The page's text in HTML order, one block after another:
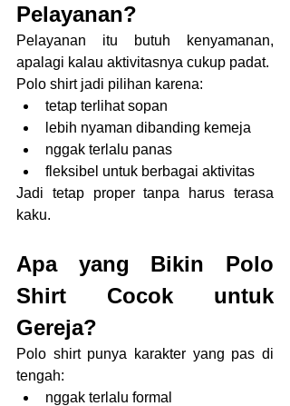
Pelayanan?
Pelayanan itu butuh kenyamanan,
apalagi kalau aktivitasnya cukup padat.
Polo shirt jadi pilihan karena:
tetap terlihat sopan
lebih nyaman dibanding kemeja
nggak terlalu panas
fleksibel untuk berbagai aktivitas
Jadi tetap proper tanpa harus terasa
kaku.
Apa yang Bikin Polo
Shirt Cocok untuk
Gereja?
Polo shirt punya karakter yang pas di
tengah:
nggak terlalu formal